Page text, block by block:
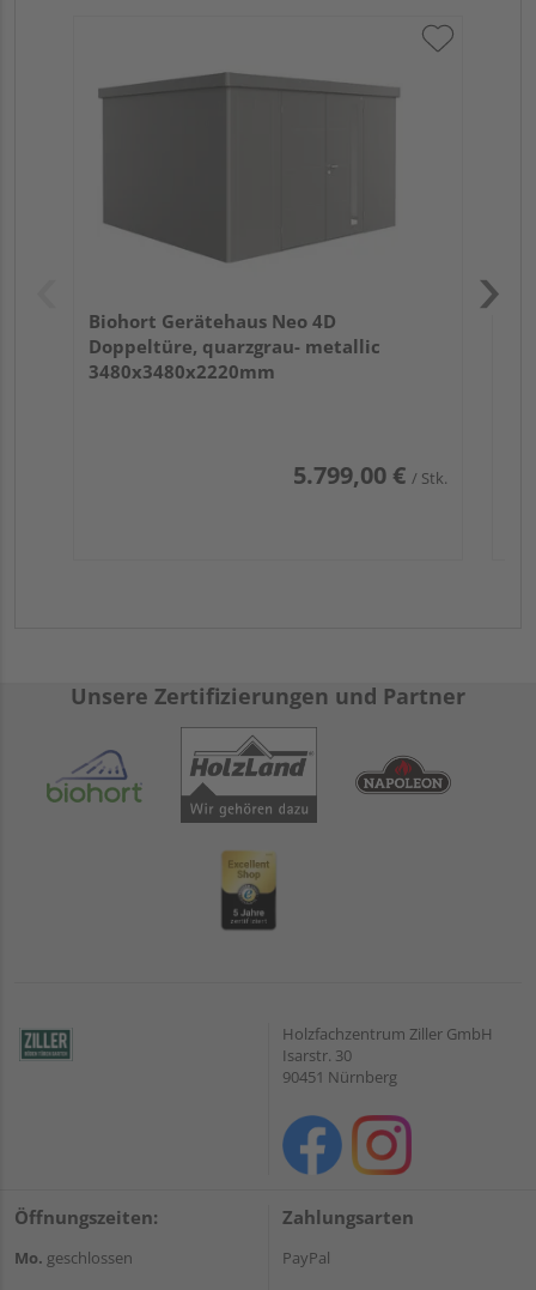
Biohort Gerätehaus Neo 4D
Doppeltüre, quarzgrau- metallic
3480x3480x2220mm
5.799,00 € / Stk.
Unsere Zertifizierungen und Partner
Holzfachzentrum Ziller GmbH
Isarstr. 30
90451 Nürnberg
Öffnungszeiten:
Mo. geschlossen
Zahlungsarten
PayPal